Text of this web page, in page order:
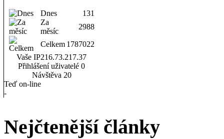
Dnes
131
Za
měsíc
2988
Celkem 1787022
Vaše IP216.73.217.37
Přihlášení uživatelé 0
Návštěva 20
Teď on-line
-
Nejčtenější články